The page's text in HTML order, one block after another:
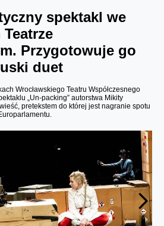
spektakl we
Przygotowuje go
duet
Wrocławskiego Teatru Współczesnego
„Un-packing” autorstwa Mikity
pretekstem do której jest nagranie spotu